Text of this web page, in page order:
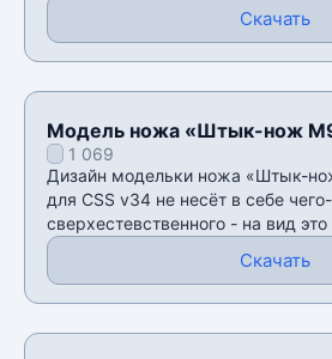
Скачать
Модель ножа «Штык-нож
CSS v34
1 069
Дизайн модельки ножа «Штык-
для CSS v34 не несёт в себе
сверхестевственного - на вид это
Скачать